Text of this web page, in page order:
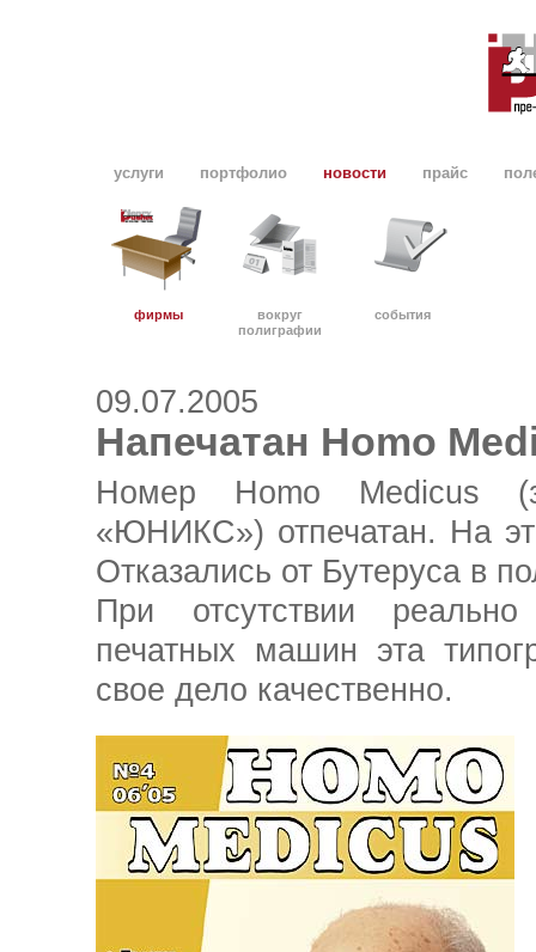
услуги портфолио новости
фирмы
вокруг
полиграфии
события
прайс
09.07.2005
Напечатан Homo
Номер Homo Medicus
«ЮНИКС») отпечатан. На
Отказались от Бутеруса в
При отсутствии
печатных машин эта
свое дело качественно.